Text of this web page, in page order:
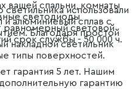
вашей спальни, комнаты
светодиоды
световой
срок службы - 50 000 ч.
использовали
и алюминиевый сплав с
Благодаря простой
накладной светильник
типы поверхностей.
гарантия 5 лет. Нашим
гарантию